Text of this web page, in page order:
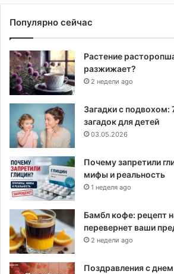
Популярно сейчас
Растение
разжижает?
2 недели ago
Загадки с подвохом:
загадок для детей
03.05.2026
Почему запретили
мифы и реальность
1 неделя ago
Бамбл кофе: рецепт
перевернет ваши
2 недели ago
Поздравления с